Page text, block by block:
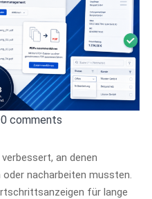
0 comments
an denen
nacharbeiten mussten.
für lange